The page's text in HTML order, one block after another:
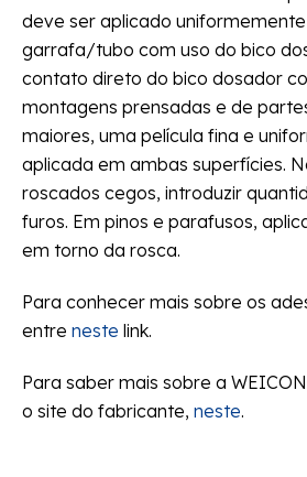
deve ser aplicado
garrafa/tubo com uso do bico
contato direto do bico dosador
montagens prensadas e de
maiores, uma película fina e
aplicada em ambas superfícies.
roscados cegos, introduzir
furos. Em pinos e parafusos,
em torno da rosca.
Para conhecer mais sobre os
entre neste link.
Para saber mais sobre a WEICON
o site do fabricante, neste.